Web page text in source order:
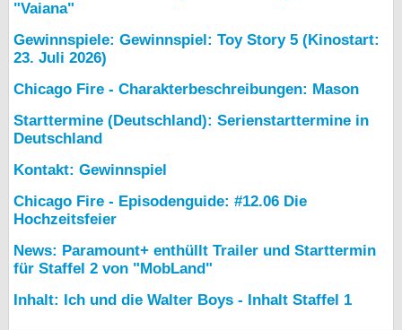
"Vaiana"
Gewinnspiele: Gewinnspiel: Toy Story 5 (Kinostart:
23. Juli 2026)
Chicago Fire - Charakterbeschreibungen: Mason
Starttermine (Deutschland): Serienstarttermine in
Deutschland
Kontakt: Gewinnspiel
Chicago Fire - Episodenguide: #12.06 Die
Hochzeitsfeier
News: Paramount+ enthüllt Trailer und Starttermin
für Staffel 2 von "MobLand"
Inhalt: Ich und die Walter Boys - Inhalt Staffel 1